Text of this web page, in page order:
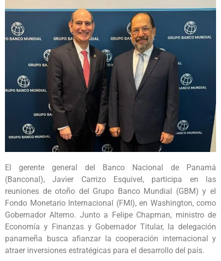
El gerente general del Banco Nacional de Panamá
(Banconal), Javier Carrizo Esquivel, participa en las
reuniones de otoño del Grupo Banco Mundial (GBM) y el
Fondo Monetario Internacional (FMI), en Washington, como
Gobernador Alterno. Junto a Felipe Chapman, ministro de
Economía y Finanzas y Gobernador Titular, la delegación
panameña busca afianzar la cooperación internacional y
atraer inversiones estratégicas para el desarrollo del país.